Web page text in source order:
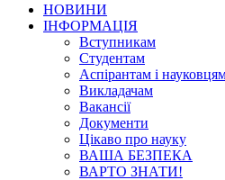
НОВИНИ
ІНФОРМАЦІЯ
Вступникам
Студентам
Аспірантам і
Викладачам
Вакансії
Документи
Цікаво про науку
ВАША БЕЗПЕКА
ВАРТО ЗНАТИ!